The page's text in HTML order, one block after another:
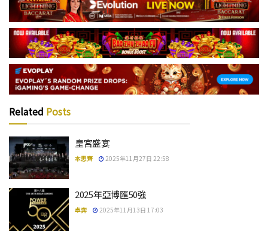
Related Posts
皇宮盛宴
本思齊 2025年11月27日 22:58
2025年亞博匯50強
卓弈 2025年11月13日 17:03